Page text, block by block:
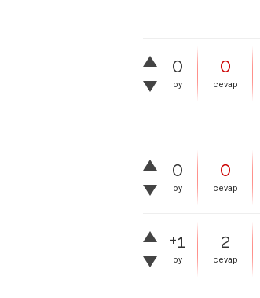
0
oy
0
cevap
0
oy
0
cevap
+1
oy
2
cevap